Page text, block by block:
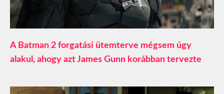
A Batman 2 forgatási ütemterve mégsem úgy
alakul, ahogy azt James Gunn korábban tervezte